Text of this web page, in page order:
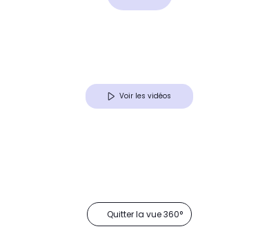
Voir les vidéos
Quitter la vue 360°